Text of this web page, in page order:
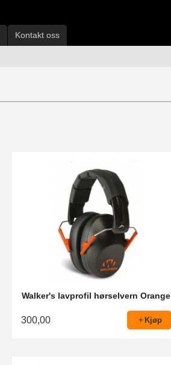
Kontakt oss
Walker's lavprofil hørselvern Orange
300,00 Kjøp